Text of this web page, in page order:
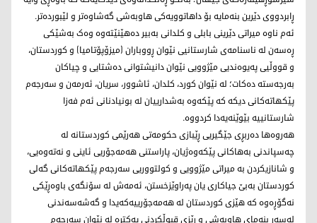
ڕابردووی دێرین بنەمایە بۆ داهاتوویەکی هاوبەشی گەشاوەتر و لێبوردەتر.
ئەم ناوە میراتی دێرینی بابلی و کلدانی بەبیر دەهێنێتەوە وەک بەشێکی
ڕەسەن لە ناسنامەی شارستانیی نێوان ڕووباران (میزۆپۆتامیا) و کوردستان،
و قووڵیی پەیوەندیی مێژوویی نێوان دانیشتوانی دەشتایی و چیاکان
بەرجەستە دەکات؛ لە نێوان کورد، کلدان، ئاشوور، سریان، ئەرمەن و سەرجەم
پێکهاتەکانی دیکە کە پێکەوە بەشدارییان لە بونیادنانی ئەم فەزا
شارستانییە بێوێنەیەدا کردووە.
هەروەها دەربڕی جێگیریی ڕێبازی حکومەتی هەرێمی کوردستانە لە
چەسپاندنی بەهاکانی پێکەوەژیان، پاراستنی هەمەجۆریی ئاینی و نەتەوەیی،
و شانازیکردن بە میراتی مێژوویی و کولتووریی سەرجەم پێکهاتەکانی گەلی
کوردستان بەبێ جیاکاری یان پەراوێزخستن، ئەمەش لە سۆنگەی باوەڕێکی
نەگۆڕەوە کە هێزی کوردستان لە هەمەجۆرییەکەیدا و گەشەسەندنی